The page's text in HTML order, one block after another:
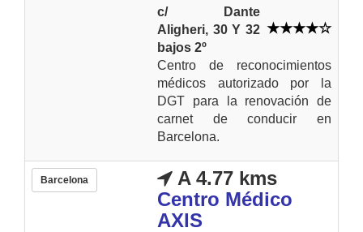
c/ Dante
Aligheri, 30 Y 32
bajos 2º
Centro de reconocimientos
médicos autorizado por la
DGT para la renovación de
carnet de conducir en
Barcelona.
Barcelona
A 4.77 kms
Centro Médico
AXIS